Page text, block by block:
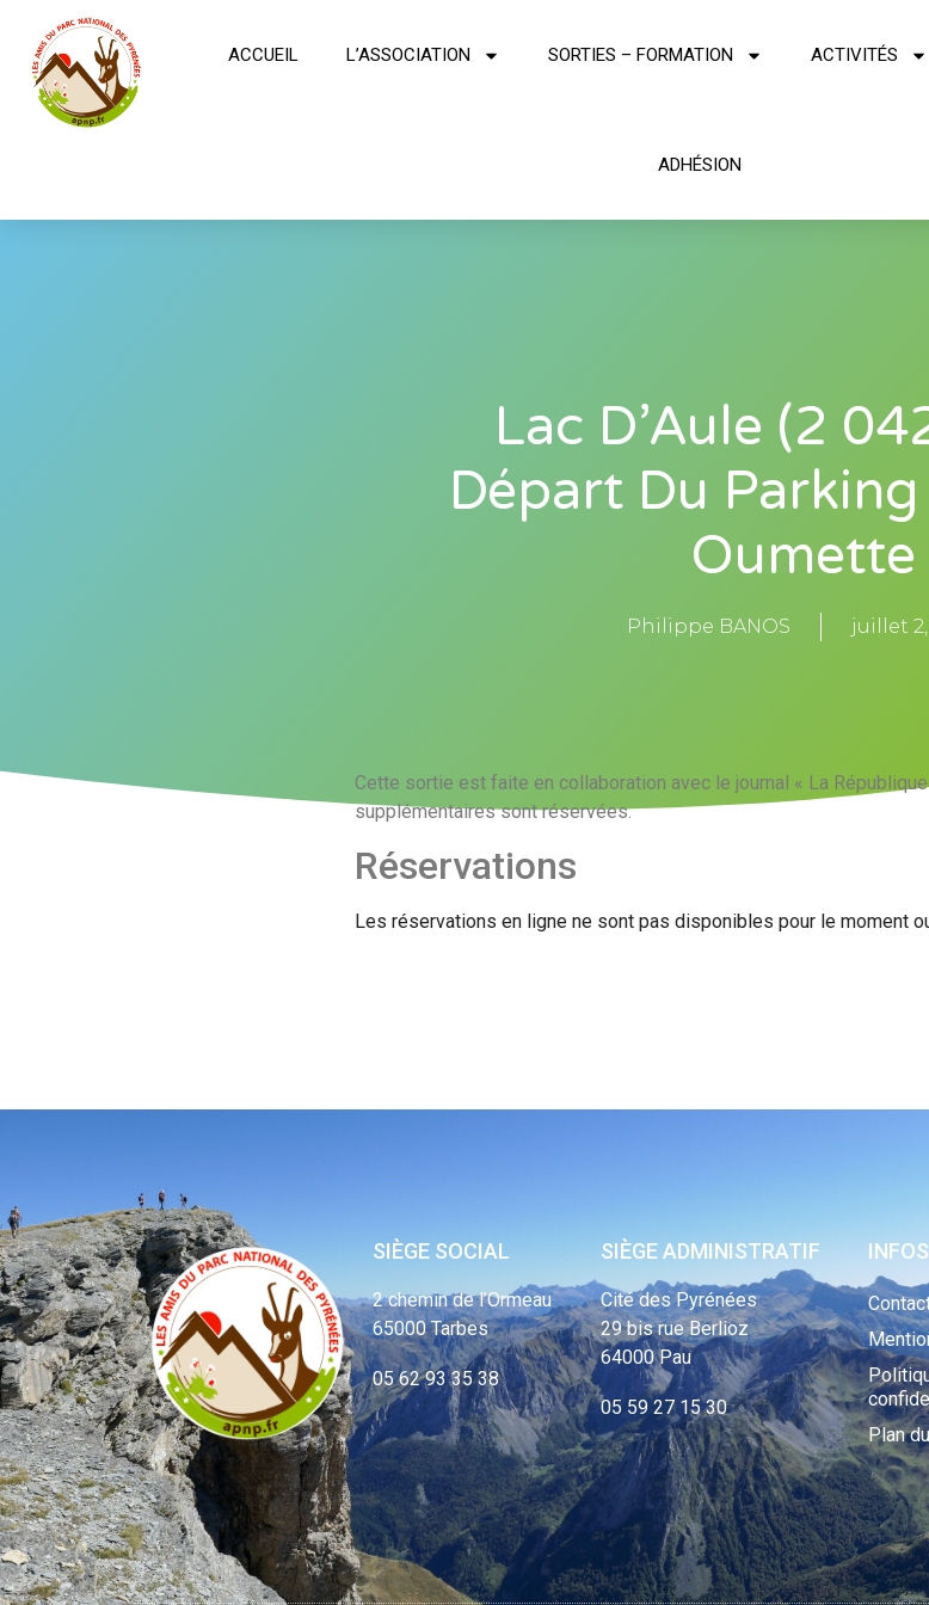
ACCUEIL L’ASSOCIATION SORTIES – FORMATION ACTIVITÉS
ADHÉSION
Lac D’Aule (2
Départ Du
Oumette
Philippe BANOS juillet 2,
Cette sortie est faite en collaboration avec le journal « La
supplémentaires sont réservées.
Réservations
Les réservations en ligne ne sont pas disponibles pour le moment
SIÈGE SOCIAL
2 chemin de l’Ormeau
65000 Tarbes
05 62 93 35 38
SIÈGE ADMINISTRATIF
Cité des Pyrénées
29 bis rue Berlioz
64000 Pau
05 59 27 15 30
INFOS
Plan